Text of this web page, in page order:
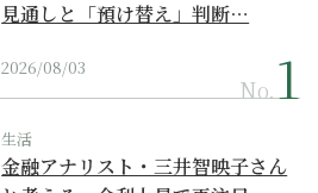
見通しと「預け替え」判断…
2026/08/03
No.
生活
金融アナリスト・三井智映子さん